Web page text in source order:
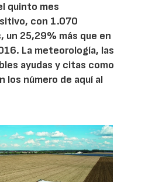
quinto mes
con 1.070
25,29% más que en
La meteorología, las
ayudas y citas como
los número de aquí al